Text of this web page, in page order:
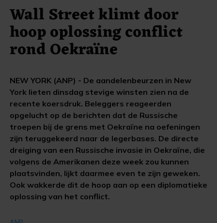
Wall Street klimt door
hoop oplossing conflict
rond Oekraïne
NEW YORK (ANP) - De aandelenbeurzen in New
York lieten dinsdag stevige winsten zien na de
recente koersdruk. Beleggers reageerden
opgelucht op de berichten dat de Russische
troepen bij de grens met Oekraïne na oefeningen
zijn teruggekeerd naar de legerbases. De directe
dreiging van een Russische invasie in Oekraïne, die
volgens de Amerikanen deze week zou kunnen
plaatsvinden, lijkt daarmee even te zijn geweken.
Ook wakkerde dit de hoop aan op een diplomatieke
oplossing van het conflict.